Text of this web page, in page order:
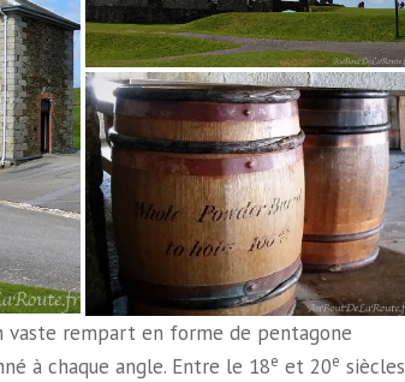
vaste rempart en forme de pentagone
à chaque angle. Entre le 18e et 20e siècles